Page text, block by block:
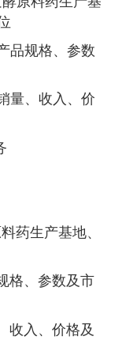
品规格、参数
量、收入、价
药生产基地、
格、参数及市
收入、价格及